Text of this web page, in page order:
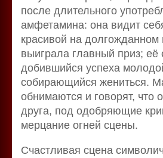
после длительного
амфетамина: она видит
красивой на
выиграла главный приз;
добившийся успеха
собирающийся жениться.
обнимаются и говорят, что
друга, под одобряющие
мерцание огней сцены.
Счастливая сцена